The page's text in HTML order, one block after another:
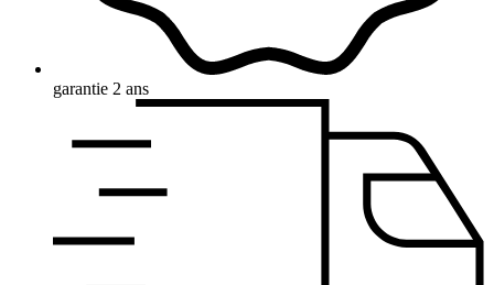
garantie 2 ans